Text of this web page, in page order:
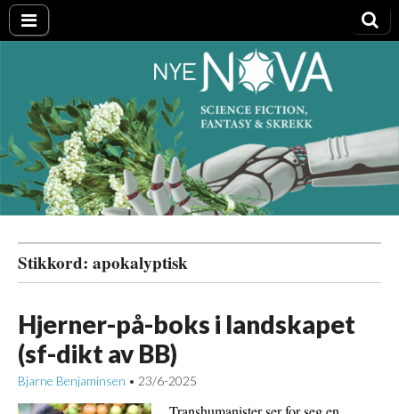
Nye NOVA
Stikkord: apokalyptisk
Hjerner-på-boks i landskapet
(sf-dikt av BB)
Bjarne Benjaminsen • 23/6-2025